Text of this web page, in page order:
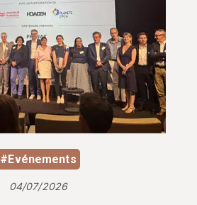
#Evénements
04/07/2026